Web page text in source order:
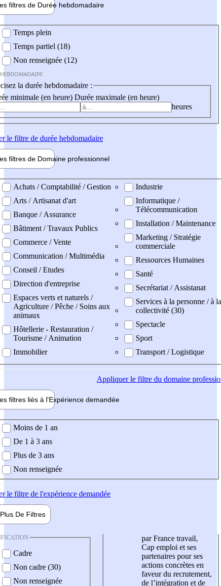
filtres de Durée hebdomadaire
Temps plein
Temps partiel (18)
Non renseignée (12)
la durée hebdomadaire :
minimale (en heure) Durée maximale (en heure)
heures
le filtre de durée hebdomadaire
filtres de Domaine professionnel
professionel
Achats / Comptabilité / Gestion
Arts / Artisanat d'art
Banque / Assurance
Bâtiment / Travaux Publics
Commerce / Vente
Communication / Multimédia
Conseil / Etudes
Direction d'entreprise
Espaces verts et naturels /
Agriculture / Pêche / Soins aux
animaux
Hôtellerie - Restauration /
Tourisme / Animation
Immobilier
Industrie
Informatique /
Télécommunication
Installation / Maintenance
Marketing / Stratégie
commerciale
Ressources Humaines
Santé
Secrétariat / Assistanat
Services à la personne / à la
collectivité (30)
Spectacle
Sport
Transport / Logistique
Appliquerle filtre du domaine
filtres liés à l'Expérience demandée
demandée
Moins de 1 an
De 1 à 3 ans
Plus de 3 ans
Non renseignée
le filtre de l'expérience demandée
Plus De Filtres
Cadre
Non cadre (30)
Non renseignée
par France travail,
Cap emploi et ses
partenaires pour ses
actions concrètes en
faveur du recrutement,
de l’intégration et de